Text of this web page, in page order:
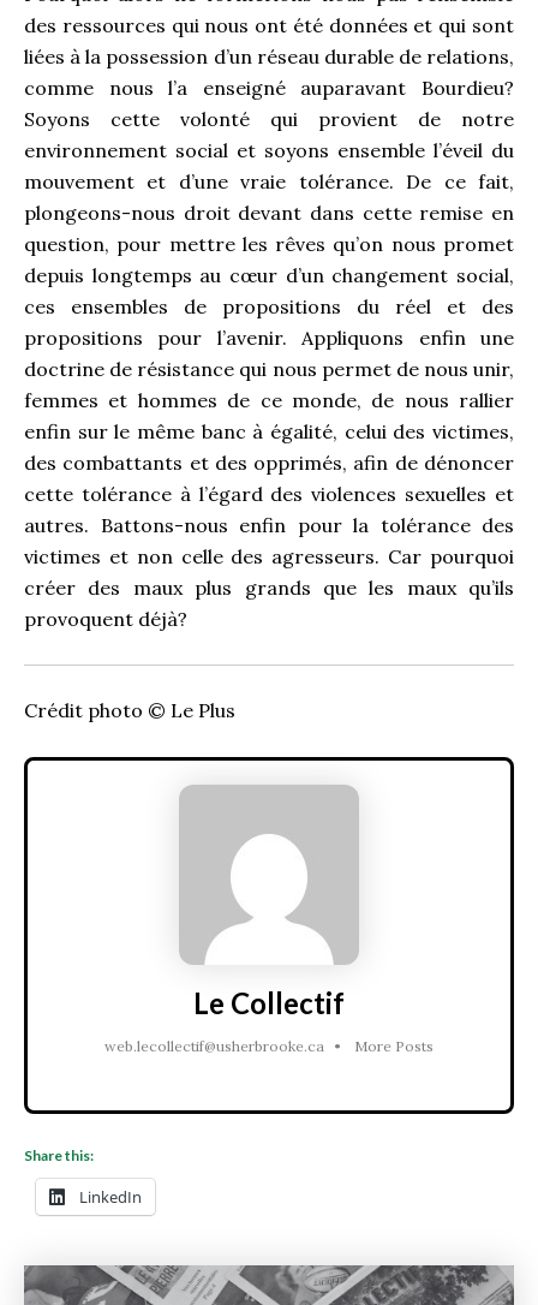
des ressources qui nous ont été données et qui sont
liées à la possession d’un réseau durable de relations,
comme nous l’a enseigné auparavant Bourdieu?
Soyons cette volonté qui provient de notre
environnement social et soyons ensemble l’éveil du
mouvement et d’une vraie tolérance. De ce fait,
plongeons-nous droit devant dans cette remise en
question, pour mettre les rêves qu’on nous promet
depuis longtemps au cœur d’un changement social,
ces ensembles de propositions du réel et des
propositions pour l’avenir. Appliquons enfin une
doctrine de résistance qui nous permet de nous unir,
femmes et hommes de ce monde, de nous rallier
enfin sur le même banc à égalité, celui des victimes,
des combattants et des opprimés, afin de dénoncer
cette tolérance à l’égard des violences sexuelles et
autres. Battons-nous enfin pour la tolérance des
victimes et non celle des agresseurs. Car pourquoi
créer des maux plus grands que les maux qu’ils
provoquent déjà?
Crédit photo © Le Plus
Le Collectif
web.lecollectif@usherbrooke.ca • More Posts
Share this:
LinkedIn